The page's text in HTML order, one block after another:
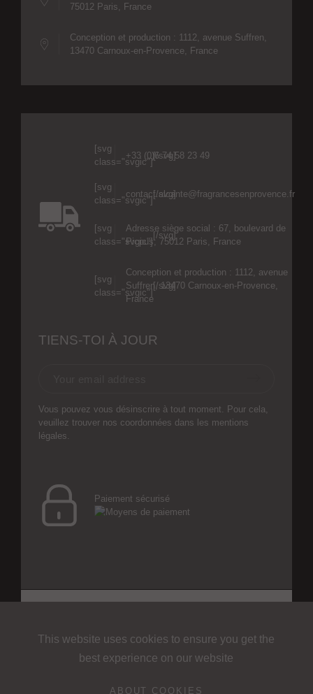
75012 Paris, France
Conception et production : 1112, avenue Suffren,
13470 Carnoux-en-Provence, France
[svg
class="svgic"]
[/svg]
+33 (0)6 74 58 23 49
[svg
class="svgic"]
[/svg]
contact.alcante@fragrancesenprovence.fr
[svg
class="svgic"]
[/svg]
Adresse siège social : 67, boulevard de
Picpus, 75012 Paris, France
[svg
class="svgic"]
[/svg]
Conception et production : 1112, avenue
Suffren, 13470 Carnoux-en-Provence,
France
TIENS-TOI À JOUR
Vous pouvez vous désinscrire à tout moment. Pour cela,
veuillez trouver nos coordonnées dans les mentions
légales.
Paiement sécurisé
This website uses cookies to ensure you get the
best experience on our website
ABOUT COOKIES